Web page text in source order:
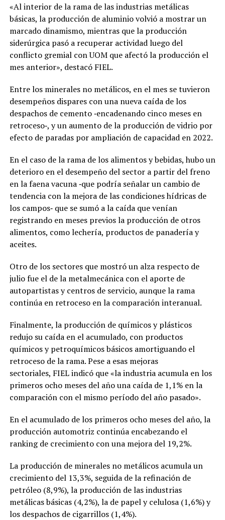
«Al interior de la rama de las industrias metálicas
básicas, la producción de aluminio volvió a mostrar un
marcado dinamismo, mientras que la producción
siderúrgica pasó a recuperar actividad luego del
conflicto gremial con UOM que afectó la producción el
mes anterior», destacó FIEL.
Entre los minerales no metálicos, en el mes se tuvieron
desempeños dispares con una nueva caída de los
despachos de cemento ‐encadenando cinco meses en
retroceso‐, y un aumento de la producción de vidrio por
efecto de paradas por ampliación de capacidad en 2022.
En el caso de la rama de los alimentos y bebidas, hubo un
deterioro en el desempeño del sector a partir del freno
en la faena vacuna ‐que podría señalar un cambio de
tendencia con la mejora de las condiciones hídricas de
los campos‐ que se sumó a la caída que venían
registrando en meses previos la producción de otros
alimentos, como lechería, productos de panadería y
aceites.
Otro de los sectores que mostró un alza respecto de
julio fue el de la metalmecánica con el aporte de
autopartistas y centros de servicio, aunque la rama
continúa en retroceso en la comparación interanual.
Finalmente, la producción de químicos y plásticos
redujo su caída en el acumulado, con productos
químicos y petroquímicos básicos amortiguando el
retroceso de la rama. Pese a esas mejoras
sectoriales, FIEL indicó que «la industria acumula en los
primeros ocho meses del año una caída de 1,1% en la
comparación con el mismo período del año pasado».
En el acumulado de los primeros ocho meses del año, la
producción automotriz continúa encabezando el
ranking de crecimiento con una mejora del 19,2%.
La producción de minerales no metálicos acumula un
crecimiento del 13,3%, seguida de la refinación de
petróleo (8,9%), la producción de las industrias
metálicas básicas (4,2%), la de papel y celulosa (1,6%) y
los despachos de cigarrillos (1,4%).